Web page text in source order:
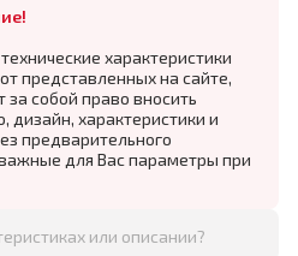
характеристики
представленных на сайте,
за собой право вносить
дизайн, характеристики и
предварительного
для Вас параметры при
или описании?